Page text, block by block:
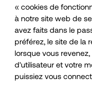
« cookies de
à notre site web de
avez faits dans le
préférez, le site de la
lorsque vous
d'utilisateur et votre
puissiez vous